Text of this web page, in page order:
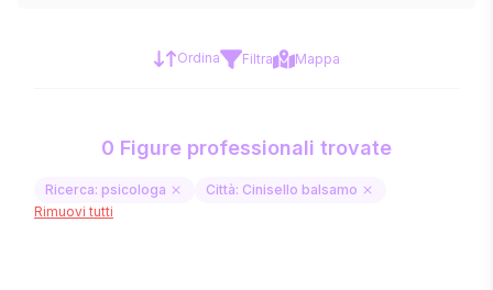
Ordina Filtra Mappa
0 Figure professionali trovate
Ricerca: psicologa
Città: Cinisello balsamo
Rimuovi tutti